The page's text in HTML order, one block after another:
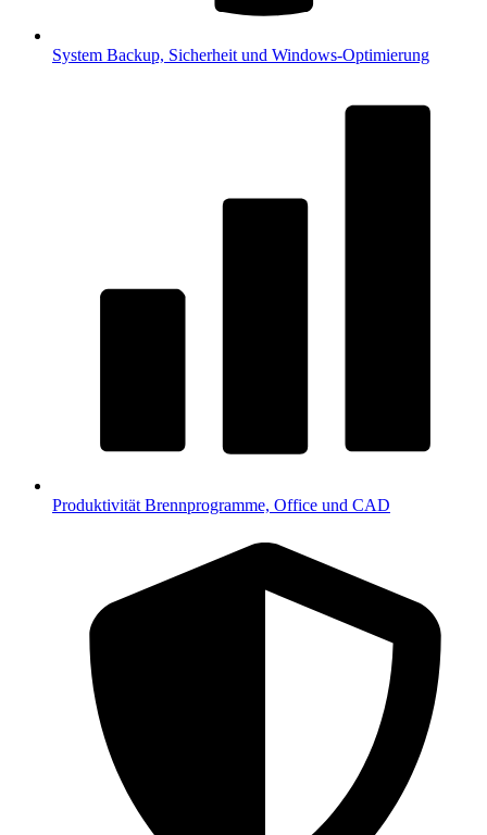
System Backup, Sicherheit und Windows-Optimierung
Produktivität Brennprogramme, Office und CAD